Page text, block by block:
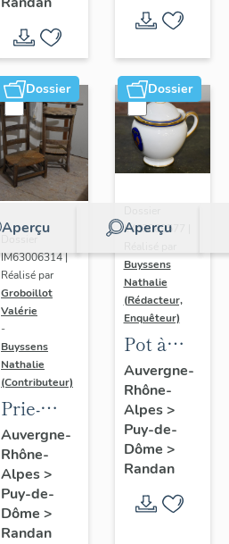
prière de
Marie-
Amélie "
Dossier
Aperçu
Dossier
IM63006314 |
Réalisé par
Groboillot
Valérie
-
Buyssens
Nathalie
(Contributeur)
Prie-
Dieu n° 1
Auvergne-
Rhône-
Alpes>
Puy-de-
Dôme >
Randan
Dossier
Aperçu
IM63009577 |
Buyssens
Nathalie
(Rédacteur,
Enquêteur)
Pot à
crème n°
2
Auvergne-
Rhône-
Alpes>
Puy-de-
Dôme >
Randan